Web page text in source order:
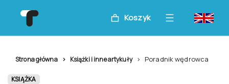
Koszyk
Strona główna Książki i inne artykuły Poradnik wędrowca
KSIĄŻKA